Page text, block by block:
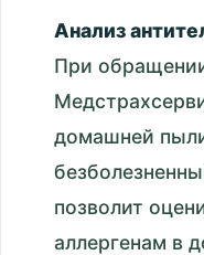
Анализ
При
домашней
позволит
аллергенам в